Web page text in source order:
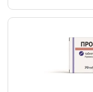
противовосп...